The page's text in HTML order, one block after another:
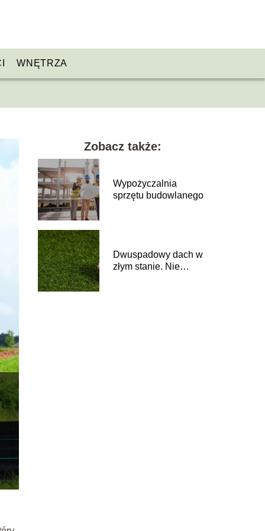
WNĘTRZA
Zobacz także:
Wypożyczalnia
sprzętu budowlanego
Dwuspadowy dach w
złym stanie. Nie